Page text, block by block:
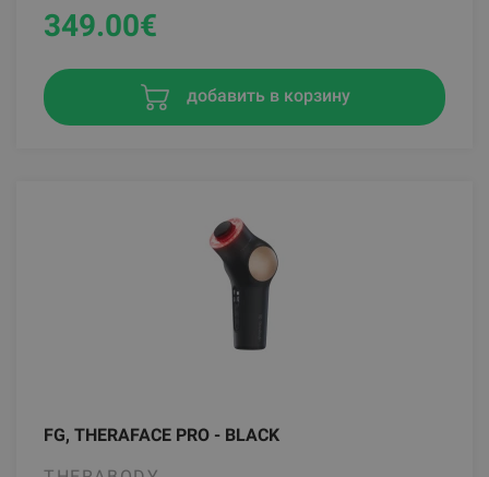
349.00€
добавить в корзину
FG, THERAFACE PRO - BLACK